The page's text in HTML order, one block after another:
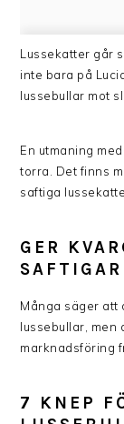
Lussekatter går
inte bara på
lussebullar mot
En utmaning
torra. Det finns
saftiga
GER
Många säger att
lussebullar, men
marknadsföring
7 KNEP